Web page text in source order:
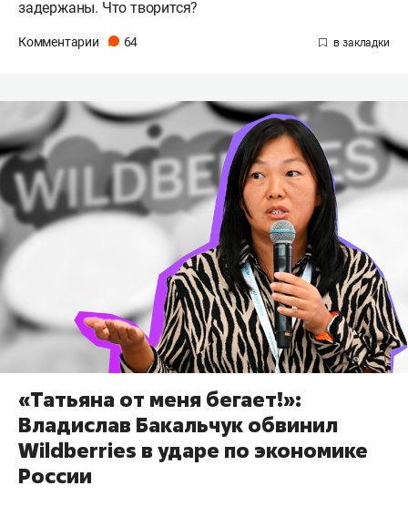
задержаны. Что творится?
Комментарии 64
«Татьяна от меня бегает!»:
Владислав Бакальчук обвинил
Wildberries в ударе по экономике
России